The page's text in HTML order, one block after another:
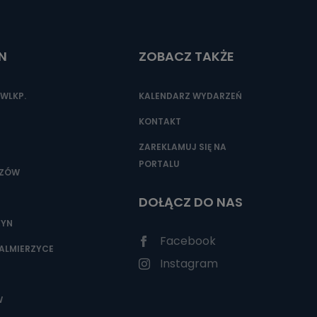
ZOBACZ TAKŻE
KALENDARZ WYDARZEŃ
KONTAKT
ZAREKLAMUJ SIĘ NA
PORTALU
DOŁĄCZ DO NAS
Facebook
Instagram